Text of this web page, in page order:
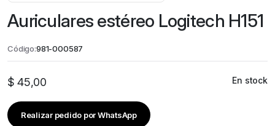
Auriculares estéreo Logitech H151
Código:981-000587
$ 45,00 En stock
Realizar pedido por WhatsApp